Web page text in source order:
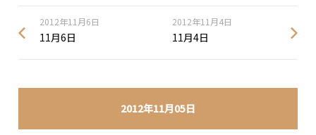
2012年11月05日
2012年11月6日
11月6日
2012年11月4日
11月4日